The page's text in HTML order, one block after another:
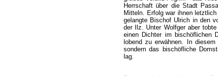
Herrschaft über die Stadt
Mitteln. Erfolg war ihnen
gelangte Bischof Ulrich in den
der Ilz. Unter Wolfger aber
einen Dichter im bischöflichen
lobend zu erwähnen. In
sondern das bischöfliche
lag.